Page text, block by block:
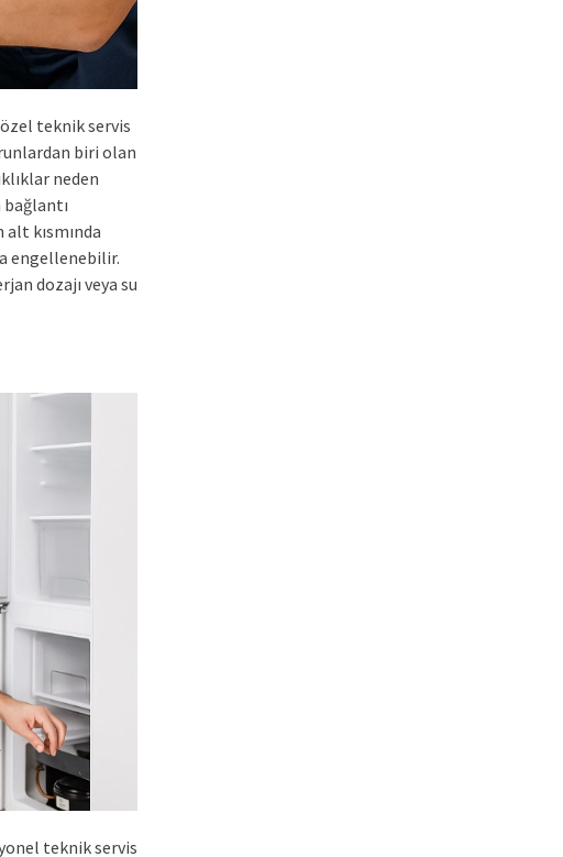
teknik servis
biri olan
neden
kısmında
engellenebilir.
dozajı veya su
teknik servis